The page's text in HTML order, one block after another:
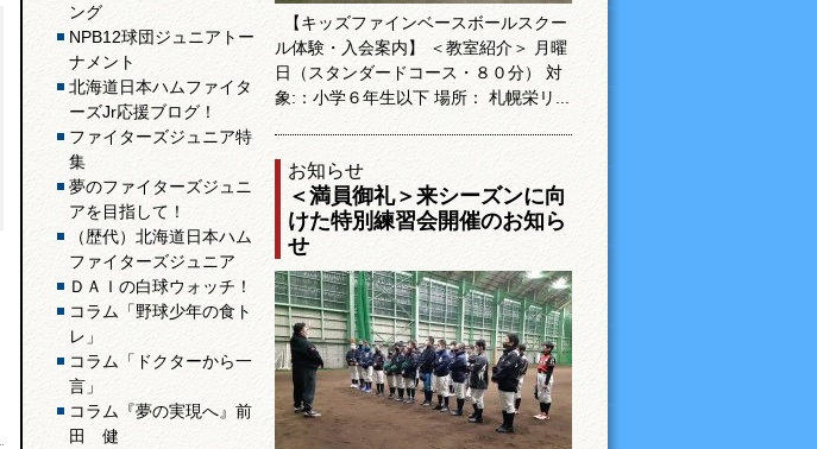
ング
NPB12球団ジュニアトー
ナメント
北海道日本ハムファイタ
ーズJr応援ブログ！
ファイターズジュニア特
集
夢のファイターズジュニ
アを目指して！
（歴代）北海道日本ハム
ファイターズジュニア
ＤＡＩの白球ウォッチ！
コラム「野球少年の食ト
レ」
コラム「ドクターから一
言」
コラム『夢の実現へ』前
田 健
【キッズファインベースボールスクー
ル体験・入会案内】 ＜教室紹介＞ 月曜
日（スタンダードコース・８０分） 対
象:：小学６年生以下 場所： 札幌栄リ...
お知らせ
＜満員御礼＞来シーズンに向
けた特別練習会開催のお知ら
せ